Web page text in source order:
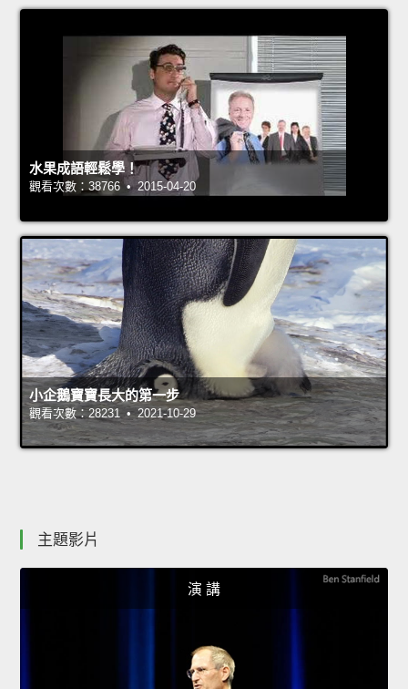
水果成語輕鬆學！
觀看次數：38766 • 2015-04-20
小企鵝寶寶長大的第一步
觀看次數：28231 • 2021-10-29
主題影片
演 講